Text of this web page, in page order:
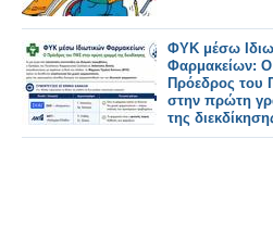
ΦΥΚ μέσω
Φαρμακείων: Ο
Πρόεδρος του
στην πρώτη
της